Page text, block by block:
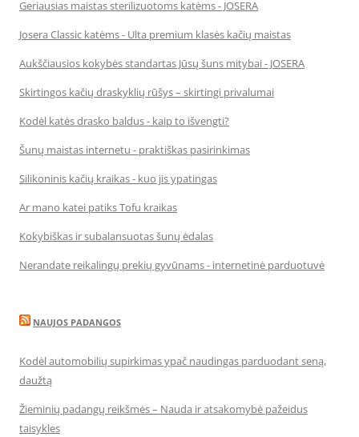
Geriausias maistas sterilizuotoms katėms - JOSERA
Josera Classic katėms - Ulta premium klasės kačių maistas
Aukščiausios kokybės standartas Jūsų šuns mitybai - JOSERA
Skirtingos kačių draskyklių rūšys – skirtingi privalumai
Kodėl katės drasko baldus - kaip to išvengti?
Šunų maistas internetu - praktiškas pasirinkimas
Silikoninis kačių kraikas - kuo jis ypatingas
Ar mano katei patiks Tofu kraikas
Kokybiškas ir subalansuotas šunų ėdalas
Nerandate reikalingų prekių gyvūnams - internetinė parduotuvė
NAUJOS PADANGOS
Kodėl automobilių supirkimas ypač naudingas parduodant seną,
daužtą
Žieminių padangų reikšmės – Nauda ir atsakomybė pažeidus
taisykles